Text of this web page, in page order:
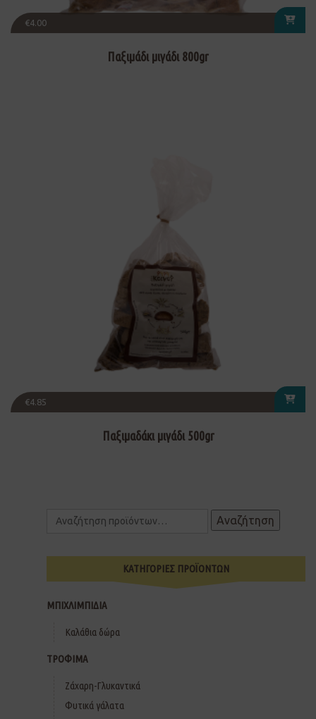
€4.00
Παξιμάδι μιγάδι 800gr
€4.85
Παξιμαδάκι μιγάδι 500gr
Αναζήτηση
ΚΑΤΗΓΟΡΙΕΣ ΠΡΟΪΟΝΤΩΝ
ΜΠΙΧΛΙΜΠΙΔΙΑ
Καλάθια δώρα
ΤΡΟΦΙΜΑ
Ζάχαρη-Γλυκαντικά
Φυτικά γάλατα